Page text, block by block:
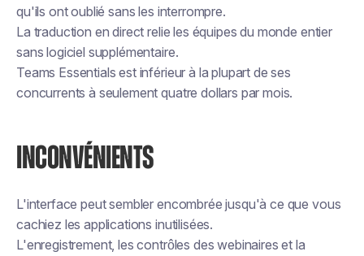
qu'ils ont oublié sans les interrompre.
La traduction en direct relie les équipes du monde entier
sans logiciel supplémentaire.
Teams Essentials est inférieur à la plupart de ses
concurrents à seulement quatre dollars par mois.
INCONVÉNIENTS
L'interface peut sembler encombrée jusqu'à ce que vous
cachiez les applications inutilisées.
L'enregistrement, les contrôles des webinaires et la